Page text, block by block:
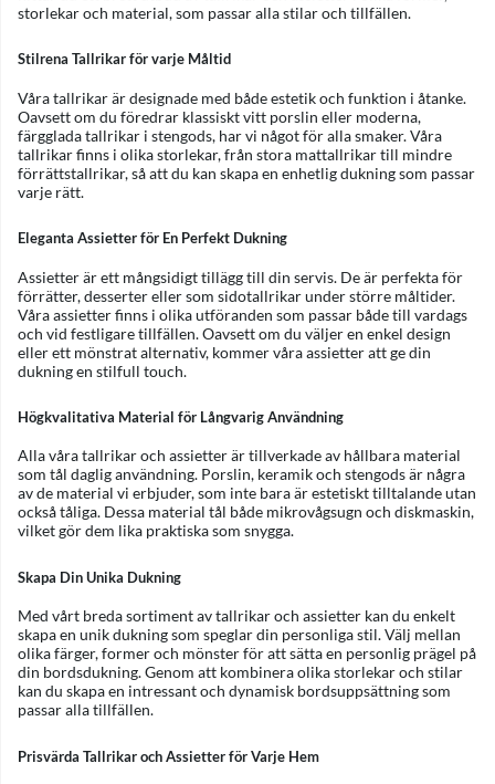
storlekar och material, som passar alla stilar och tillfällen.
Stilrena Tallrikar för varje Måltid
Våra tallrikar är designade med både estetik och funktion i åtanke.
Oavsett om du föredrar klassiskt vitt porslin eller moderna,
färgglada tallrikar i stengods, har vi något för alla smaker. Våra
tallrikar finns i olika storlekar, från stora mattallrikar till mindre
förrättstallrikar, så att du kan skapa en enhetlig dukning som passar
varje rätt.
Eleganta Assietter för En Perfekt Dukning
Assietter är ett mångsidigt tillägg till din servis. De är perfekta för
förrätter, desserter eller som sidotallrikar under större måltider.
Våra assietter finns i olika utföranden som passar både till vardags
och vid festligare tillfällen. Oavsett om du väljer en enkel design
eller ett mönstrat alternativ, kommer våra assietter att ge din
dukning en stilfull touch.
Högkvalitativa Material för Långvarig Användning
Alla våra tallrikar och assietter är tillverkade av hållbara material
som tål daglig användning. Porslin, keramik och stengods är några
av de material vi erbjuder, som inte bara är estetiskt tilltalande utan
också tåliga. Dessa material tål både mikrovågsugn och diskmaskin,
vilket gör dem lika praktiska som snygga.
Skapa Din Unika Dukning
Med vårt breda sortiment av tallrikar och assietter kan du enkelt
skapa en unik dukning som speglar din personliga stil. Välj mellan
olika färger, former och mönster för att sätta en personlig prägel på
din bordsdukning. Genom att kombinera olika storlekar och stilar
kan du skapa en intressant och dynamisk bordsuppsättning som
passar alla tillfällen.
Prisvärda Tallrikar och Assietter för Varje Hem